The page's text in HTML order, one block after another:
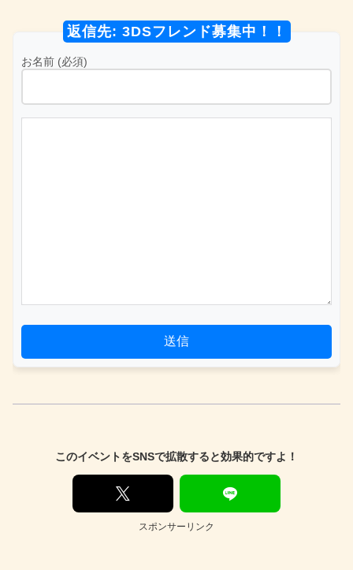
返信先: 3DSフレンド募集中！！
お名前 (必須)
送信
このイベントをSNSで拡散すると効果的ですよ！
スポンサーリンク